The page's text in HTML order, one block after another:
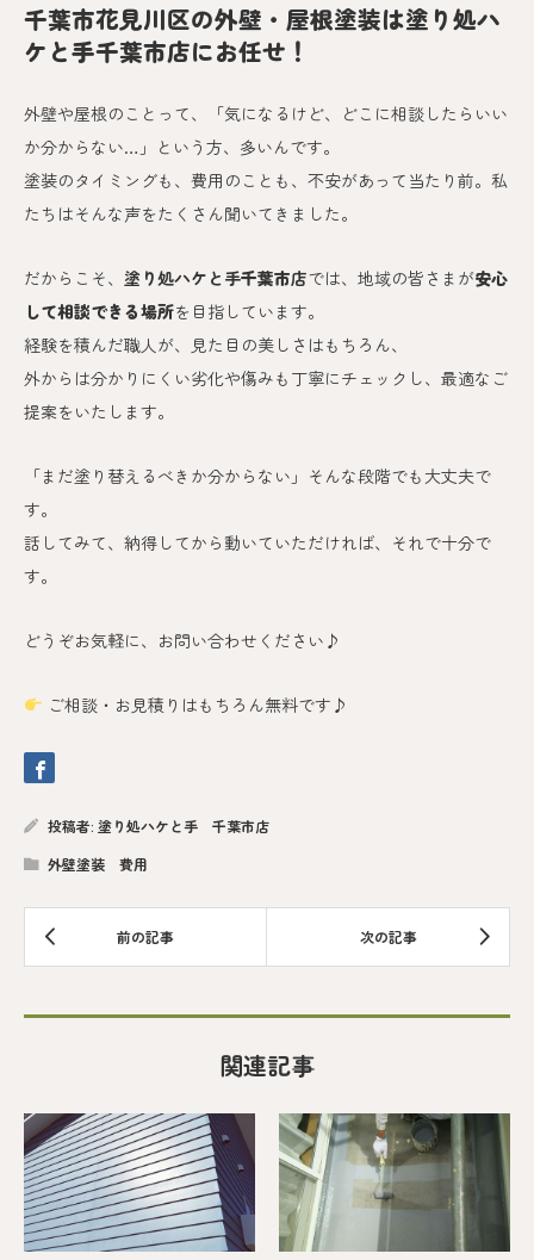
千葉市花見川区の外壁・屋根塗装は塗り処ハ
ケと手千葉市店にお任せ！
外壁や屋根のことって、「気になるけど、どこに相談したらいい
か分からない…」という方、多いんです。
塗装のタイミングも、費用のことも、不安があって当たり前。私
たちはそんな声をたくさん聞いてきました。
だからこそ、 塗り処ハケと手千葉市店では、地域の皆さまが安心
して相談できる場所を目指しています。
経験を積んだ職人が、見た目の美しさはもちろん、
外からは分かりにくい劣化や傷みも丁寧にチェックし、最適なご
提案をいたします。
「まだ塗り替えるべきか分からない」そんな段階でも大丈夫で
す。
話してみて、納得してから動いていただければ、それで十分で
す。
どうぞお気軽に、お問い合わせください♪
ご相談・お見積りはもちろん無料です♪
投稿者: 塗り処ハケと手 千葉市店
外壁塗装 費用
関連記事